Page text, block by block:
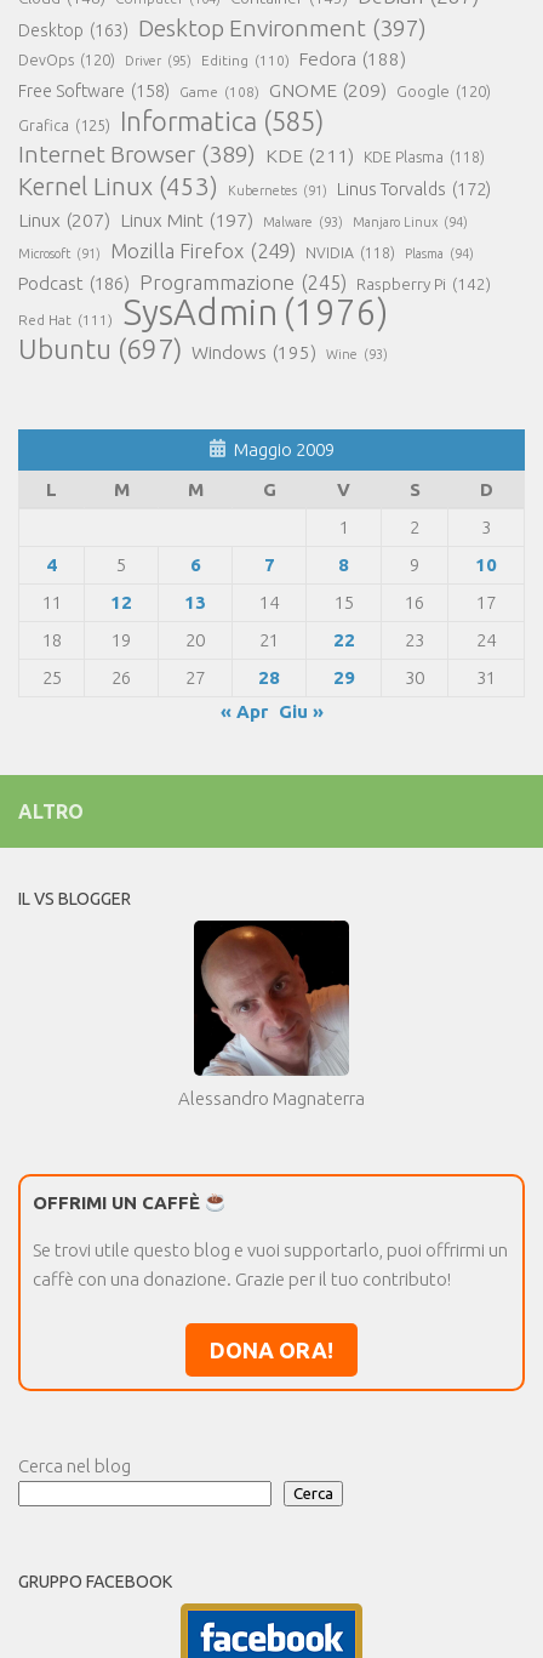
Desktop (163) Desktop Environment (397)
DevOps (120) Driver (95) Editing (110) Fedora (188)
Free Software (158) Game (108) GNOME (209) Google (120)
Grafica (125) Informatica (585)
Internet Browser (389) KDE (211) KDE Plasma (118)
Kernel Linux (453) Kubernetes (91) Linus Torvalds (172)
Linux (207) Linux Mint (197) Malware (93) Manjaro Linux (94)
Microsoft (91) Mozilla Firefox (249) NVIDIA (118) Plasma (94)
Podcast (186) Programmazione (245) Raspberry Pi (142)
Red Hat (111) SysAdmin (1976)
Ubuntu (697) Windows (195) Wine (93)
Maggio 2009
L
M M G V S
D
1
2
3
4
5 6 7 8 9
10
11
12 13 14 15 16
17
18
19 20 21 22 23
24
25
26 27 28 29 30
31
« Apr
Giu »
ALTRO
IL VS BLOGGER
Alessandro Magnaterra
OFFRIMI UN CAFFÈ
Se trovi utile questo blog e vuoi supportarlo, puoi offrirmi un
caffè con una donazione. Grazie per il tuo contributo!
DONA ORA!
Cerca nel blog
Cerca
GRUPPO FACEBOOK